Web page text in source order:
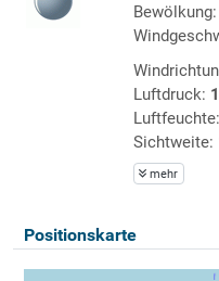
Bewölkung:
Luftdruck:
Luftfeuchte:
Sichtweite:
mehr
Positionskarte